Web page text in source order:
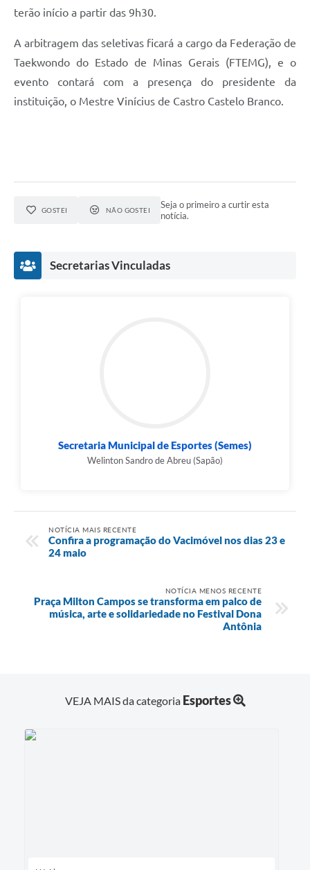
terão início a partir das 9h30.
A arbitragem das seletivas ficará a cargo da Federação de
Taekwondo do Estado de Minas Gerais (FTEMG), e o
evento contará com a presença do presidente da
instituição, o Mestre Vinícius de Castro Castelo Branco.
GOSTEI NÃO GOSTEI
Seja o primeiro a curtir esta
notícia.
Secretarias Vinculadas
Secretaria Municipal de Esportes (Semes)
Welinton Sandro de Abreu (Sapão)
NOTÍCIA MAIS RECENTE
Confira a programação do Vacimóvel nos dias 23 e
24 maio
NOTÍCIA MENOS RECENTE
Praça Milton Campos se transforma em palco de
música, arte e solidariedade no Festival Dona
Antônia
VEJA MAIS da categoria Esportes